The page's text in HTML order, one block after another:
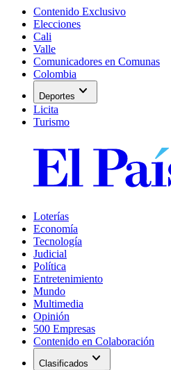
Contenido Exclusivo
Elecciones
Cali
Valle
Comunicadores en Comunas
Colombia
Deportes expand_more
Licita
Turismo
Loterías
Economía
Tecnología
Judicial
Política
Entretenimiento
Mundo
Multimedia
Opinión
500 Empresas
Contenido en Colaboración
Clasificados expand_more